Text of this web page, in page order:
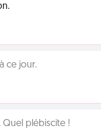
ce jour.
Quel plébiscite !